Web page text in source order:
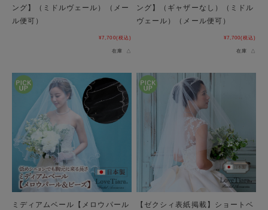
ング】（ミドルヴェール）（メー
ル便可）
¥7,700(税込)
在庫 △
ング】（ギャザーなし）（ミドル
ヴェール）（メール便可）
¥7,700(税込)
在庫 △
ミディアムベール【メロウパール
【ゼクシィ表紙掲載】ショートベ